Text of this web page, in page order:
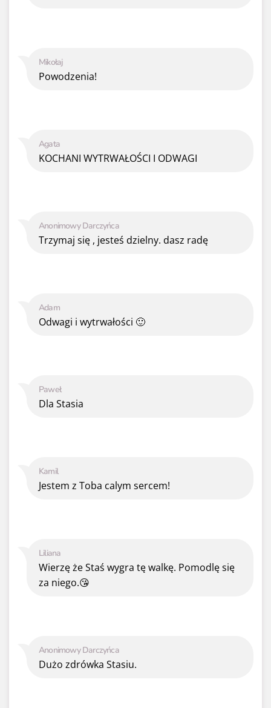
Anonimowy Darczyńca
Dużo zdrówka Stasiu.
Liliana
Wierzę że Staś wygra tę walkę. Pomodlę się
za niego.😘
Kamil
Jestem z Toba calym sercem!
Paweł
Dla Stasia
Adam
Odwagi i wytrwałości 🙂
Anonimowy Darczyńca
Trzymaj się , jesteś dzielny. dasz radę
Agata
KOCHANI WYTRWAŁOŚCI I ODWAGI
Mikołaj
Powodzenia!